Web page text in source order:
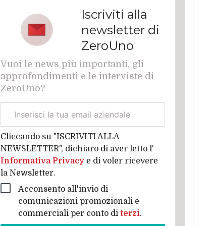
Iscriviti alla
newsletter di
ZeroUno
Vuoi le news più importanti, gli
approfondimenti e le interviste di
ZeroUno?
aziendale
Cliccando su "ISCRIVITI ALLA
NEWSLETTER", dichiaro di aver letto l'
Informativa Privacy e di voler ricevere
la Newsletter.
Acconsento all'invio di
comunicazioni promozionali e
commerciali per conto di terzi.